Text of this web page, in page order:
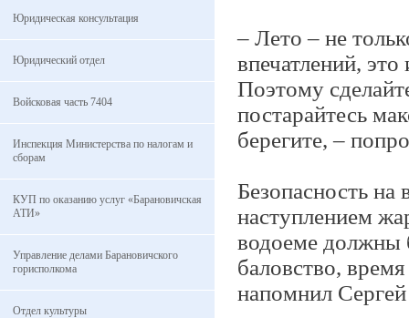
Юридическая консультация
Юридический отдел
Войсковая часть 7404
Инспекция Министерства по налогам и
сборам
КУП по оказанию услуг «Барановичская
АТИ»
Управление делами Барановичского
горисполкома
Отдел культуры
– Лето – не
впечатлений,
Поэтому
постарайтесь
берегите, –
Безопасность на
наступлением
водоеме должны
баловство,
напомнил